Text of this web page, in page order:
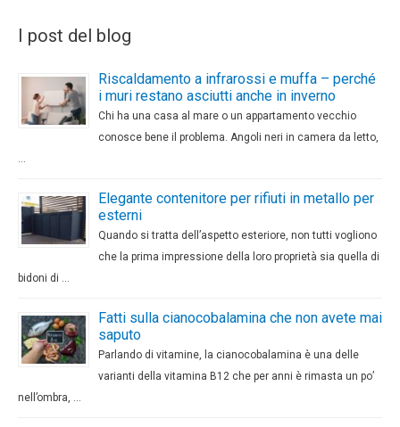
I post del blog
Riscaldamento a infrarossi e muffa – perché
i muri restano asciutti anche in inverno
Chi ha una casa al mare o un appartamento vecchio
conosce bene il problema. Angoli neri in camera da letto,
Elegante contenitore per rifiuti in metallo per
esterni
Quando si tratta dell’aspetto esteriore, non tutti vogliono
che la prima impressione della loro proprietà sia quella di
bidoni di …
Fatti sulla cianocobalamina che non avete mai
saputo
Parlando di vitamine, la cianocobalamina è una delle
varianti della vitamina B12 che per anni è rimasta un po’
nell’ombra, …